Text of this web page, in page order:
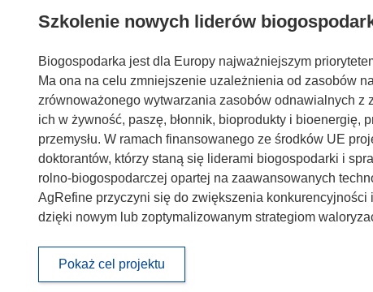
Szkolenie nowych liderów
Biogospodarka jest dla Europy najważniejszym
Ma ona na celu zmniejszenie uzależnienia od zasobów
zrównoważonego wytwarzania zasobów odnawialnych z
ich w żywność, paszę, błonnik, bioprodukty i bioenergię,
przemysłu. W ramach finansowanego ze środków UE
doktorantów, którzy staną się liderami biogospodarki i
rolno-biogospodarczej opartej na zaawansowanych
AgRefine przyczyni się do zwiększenia
dzięki nowym lub zoptymalizowanym strategiom
Pokaż cel projektu